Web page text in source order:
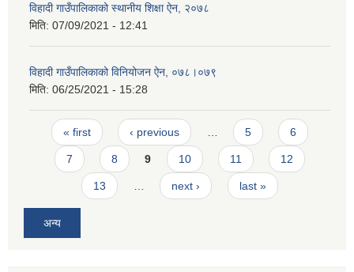
विहादी गाउँपालिकाको स्थानीय शिक्षा ऐन, २०७८
मिति: 07/09/2021 - 12:41
विहादी गाउँपालिकाको विनियोजन ऐन, ०७८।०७९
मिति: 06/25/2021 - 15:28
Pages
« first ‹ previous … 5 6
7 8 9 10 11 12
13 … next › last »
अन्य